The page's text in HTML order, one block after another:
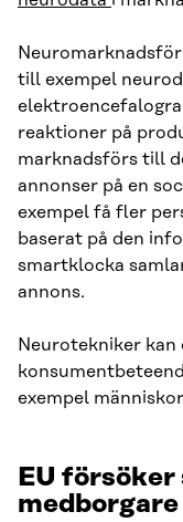
till exempel
reaktioner på
marknadsförs till
annonser på en
exempel få fler
baserat på den
smartklocka
annons.
Neurotekniker
exempel
EU